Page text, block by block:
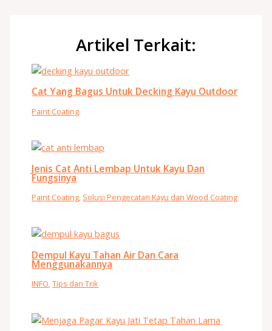
Artikel Terkait:
Cat Yang Bagus Untuk Decking Kayu Outdoor
Paint Coating
Jenis Cat Anti Lembap Untuk Kayu Dan
Fungsinya
Paint Coating, Solusi Pengecatan Kayu dan Wood Coating
Dempul Kayu Tahan Air Dan Cara
Menggunakannya
INFO,Tips dan Trik